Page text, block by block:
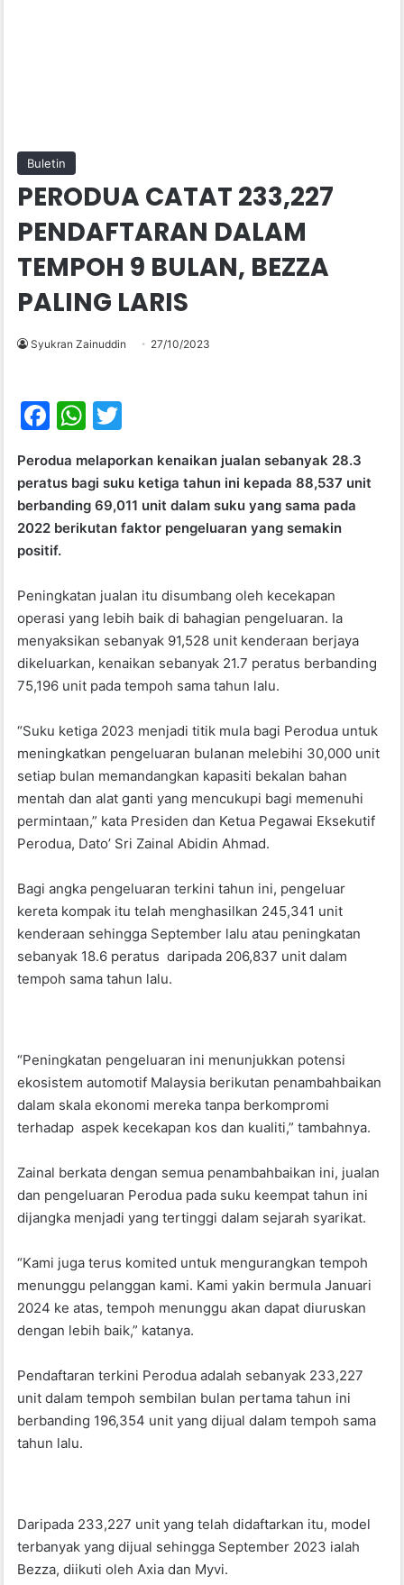
Buletin
PERODUA CATAT 233,227
PENDAFTARAN DALAM
TEMPOH 9 BULAN, BEZZA
PALING LARIS
Syukran Zainuddin 27/10/2023
F
c
e
b
o
o
k
W
at
s
A
p
itt
er
Perodua melaporkan kenaikan jualan sebanyak 28.3
peratus bagi suku ketiga tahun ini kepada 88,537 unit
berbanding 69,011 unit dalam suku yang sama pada
2022 berikutan faktor pengeluaran yang semakin
positif.
Peningkatan jualan itu disumbang oleh kecekapan
operasi yang lebih baik di bahagian pengeluaran. Ia
menyaksikan sebanyak 91,528 unit kenderaan berjaya
dikeluarkan, kenaikan sebanyak 21.7 peratus berbanding
75,196 unit pada tempoh sama tahun lalu.
“Suku ketiga 2023 menjadi titik mula bagi Perodua untuk
meningkatkan pengeluaran bulanan melebihi 30,000 unit
setiap bulan memandangkan kapasiti bekalan bahan
mentah dan alat ganti yang mencukupi bagi memenuhi
permintaan,” kata Presiden dan Ketua Pegawai Eksekutif
Perodua, Dato’ Sri Zainal Abidin Ahmad.
Bagi angka pengeluaran terkini tahun ini, pengeluar
kereta kompak itu telah menghasilkan 245,341 unit
kenderaan sehingga September lalu atau peningkatan
sebanyak 18.6 peratus daripada 206,837 unit dalam
tempoh sama tahun lalu.
“Peningkatan pengeluaran ini menunjukkan potensi
ekosistem automotif Malaysia berikutan penambahbaikan
dalam skala ekonomi mereka tanpa berkompromi
terhadap aspek kecekapan kos dan kualiti,” tambahnya.
Zainal berkata dengan semua penambahbaikan ini, jualan
dan pengeluaran Perodua pada suku keempat tahun ini
dijangka menjadi yang tertinggi dalam sejarah syarikat.
“Kami juga terus komited untuk mengurangkan tempoh
menunggu pelanggan kami. Kami yakin bermula Januari
2024 ke atas, tempoh menunggu akan dapat diuruskan
dengan lebih baik,” katanya.
Pendaftaran terkini Perodua adalah sebanyak 233,227
unit dalam tempoh sembilan bulan pertama tahun ini
berbanding 196,354 unit yang dijual dalam tempoh sama
tahun lalu.
Daripada 233,227 unit yang telah didaftarkan itu, model
terbanyak yang dijual sehingga September 2023 ialah
Bezza, diikuti oleh Axia dan Myvi.